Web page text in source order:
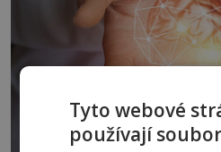
Tyto webové
používají